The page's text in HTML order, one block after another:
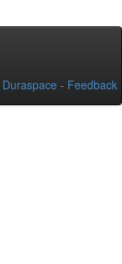
Duraspace - Feedback